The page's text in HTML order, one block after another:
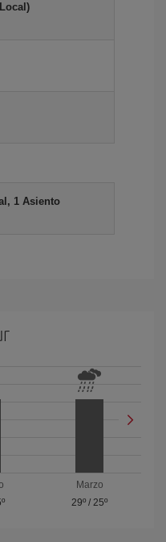
1 Asiento
Marzo
29º /25º